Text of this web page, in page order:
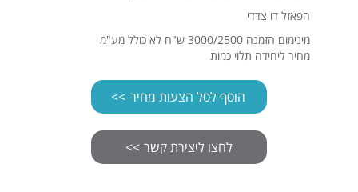
הפאזל דו צדדי
מינימום הזמנה 3000/2500 ש"ח לא כולל מע"מ
מחיר ליחידה תלוי כמות
הוסף לסל הצעות מחיר